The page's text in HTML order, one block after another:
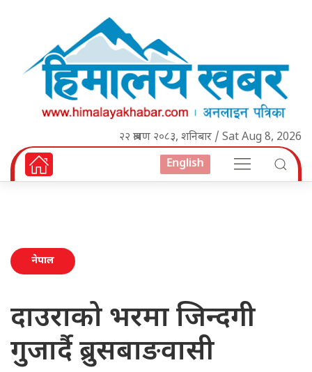
२२ श्रावण २०८३, शनिबार / Sat Aug 8, 2026
English
नेपाल
दाउराको भरमा जिन्दगी
गुजार्दै ब्रुसबाङवासी